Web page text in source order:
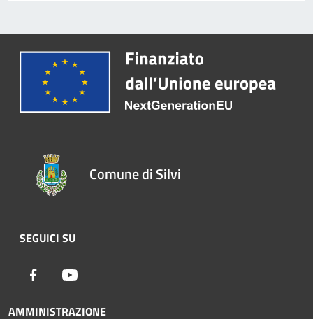
Comune di Silvi
SEGUICI SU
Facebook
AMMINISTRAZIONE